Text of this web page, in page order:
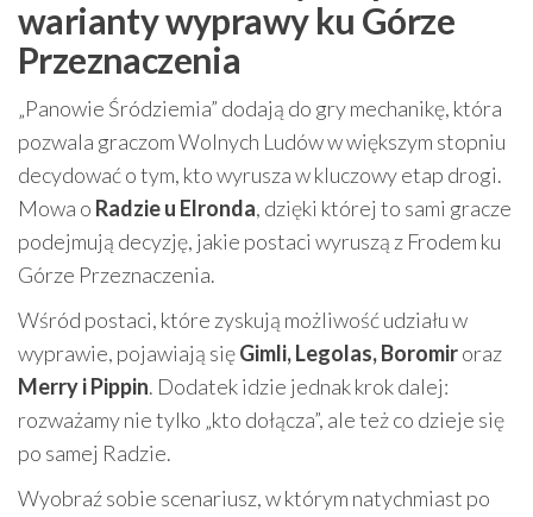
warianty wyprawy ku Górze
Przeznaczenia
„Panowie Śródziemia” dodają do gry mechanikę, która
pozwala graczom Wolnych Ludów w większym stopniu
decydować o tym, kto wyrusza w kluczowy etap drogi.
Mowa o Radzie u Elronda, dzięki której to sami gracze
podejmują decyzję, jakie postaci wyruszą z Frodem ku
Górze Przeznaczenia.
Wśród postaci, które zyskują możliwość udziału w
wyprawie, pojawiają sięGimli, Legolas, Boromiroraz
Merry i Pippin. Dodatek idzie jednak krok dalej:
rozważamy nie tylko „kto dołącza”, ale też co dzieje się
po samej Radzie.
Wyobraź sobie scenariusz, w którym natychmiast po